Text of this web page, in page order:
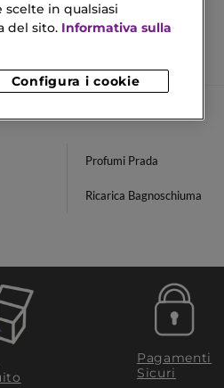
Profumi Prada
Ricarica Bagnoschiuma
Pagamenti
Sicuri
in qualsiasi
del sito. Informativa sulla
Configura i cookie